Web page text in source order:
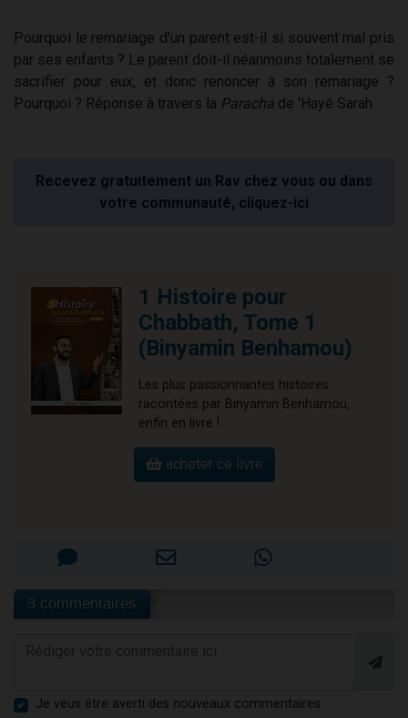
Pourquoi le remariage d'un parent est-il si souvent mal pris
par ses enfants ? Le parent doit-il néanmoins totalement se
sacrifier pour eux, et donc renoncer à son remariage ?
Pourquoi ? Réponse à travers la Paracha de 'Hayé Sarah.
Recevez gratuitement un Rav chez vous ou dans
votre communauté, cliquez-ici
1 Histoire pour
Chabbath, Tome 1
(Binyamin Benhamou)
Les plus passionnantes histoires
racontées par Binyamin Benhamou,
enfin en livre !
acheter ce livre
3 commentaires
Je veux être averti des nouveaux commentaires